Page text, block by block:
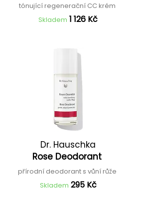
tónující regenerační CC krém
Skladem 1 126 Kč
Dr. Hauschka
Rose Deodorant
přírodní deodorant s vůní růže
Skladem 295 Kč